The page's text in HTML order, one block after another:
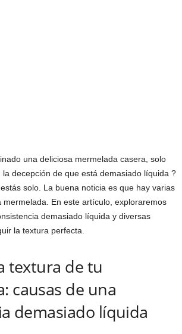
una deliciosa mermelada casera, solo
decepción de que está demasiado líquida ?
solo. La buena noticia es que hay varias
mermelada. En este artículo, exploraremos
demasiado líquida y diversas
la textura perfecta.
textura de tu
causas de una
demasiado líquida